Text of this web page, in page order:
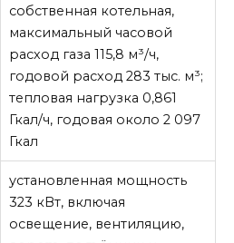
собственная котельная,
максимальный часовой
расход газа 115,8 м³/ч,
годовой расход 283 тыс. м³;
тепловая нагрузка 0,861
Гкал/ч, годовая около 2 097
Гкал
установленная мощность
323 кВт, включая
освещение, вентиляцию,